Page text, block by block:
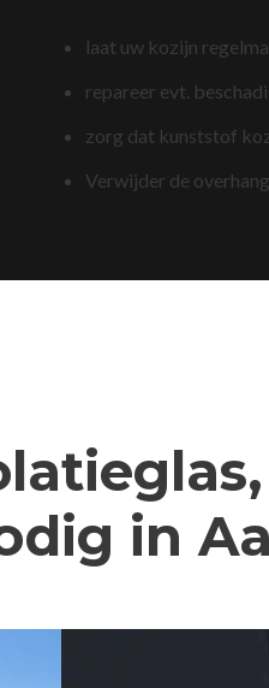
laat uw kozijn
repareer evt.
zorg dat kunststof
Verwijder de
in